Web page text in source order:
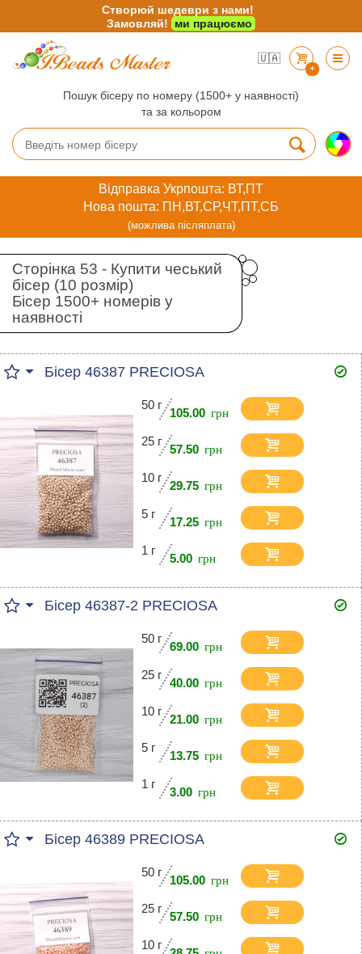
🇺🇦
+
Пошук бісеру по номеру (1500+ у наявності)
та за кольором
Відправка Укрпошта: ВТ,ПТ
Нова пошта: ПН,ВТ,СР,ЧТ,ПТ,СБ
(можлива післяплата)
Сторінка 53 - Купити чеський
бісер (10 розмір)
Бісер 1500+ номерів у
наявності
Бісер 46387 PRECIOSA
50 г
105.00
25 г
57.50
10 г
29.75
5 г
17.25
1 г
5.00
Бісер 46387-2 PRECIOSA
50 г
69.00
25 г
40.00
10 г
21.00
5 г
13.75
1 г
3.00
Бісер 46389 PRECIOSA
50 г
105.00
25 г
57.50
10 г
Створюй шедеври з нами!
Замовляй!
ми працюємо